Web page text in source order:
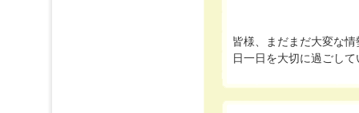
皆様、まだまだ大変な